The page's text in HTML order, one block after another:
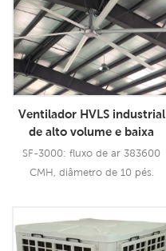
Ventilador HVLS industrial
de alto volume e baixa
velocidade com lâminas
grandes de aerometal
SF-3000: fluxo de ar 383600
CMH, diâmetro de 10 pés.
Consulte Mais
Informação